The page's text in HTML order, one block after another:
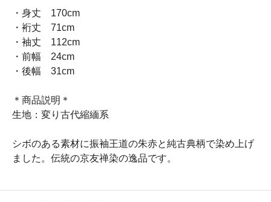
・身丈 170cm
・裄丈 71cm
・袖丈 112cm
・前幅 24cm
・後幅 31cm
＊商品説明＊
生地：変り古代縮緬系
シボのある素材に振袖王道の朱赤と純古典柄で染め上げ
ました。伝統の京友禅染の逸品です。